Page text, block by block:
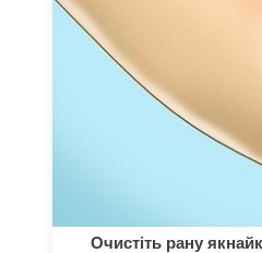
Очистіть рану